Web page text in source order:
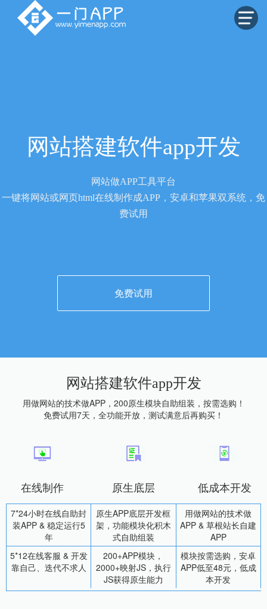
网站搭建软件app开发
网站做APP工具平台
一键将网站或网页html在线制作成APP，安卓和苹果双系统，免
费试用
免费试用
网站搭建软件app开发
用做网站的技术做APP，200原生模块自助组装，按需选购！
免费试用7天，全功能开放，测试满意后再购买！
在线制作 原生底层 低成本开发
7*24小时在线自助封
装APP & 稳定运行5
年
原生APP底层开发框
架，功能模块化积木
式自助组装
用做网站的技术做
APP & 草根站长自建
APP
5*12在线客服 & 开发
靠自己、迭代不求人
200+APP模块，
2000+映射JS，执行
JS获得原生能力
模块按需选购，安卓
APP低至48元，低成
本开发